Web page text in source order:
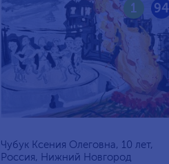
94
1
Чубук Ксения Олеговна, 10 лет,
Россия, Нижний Новгород